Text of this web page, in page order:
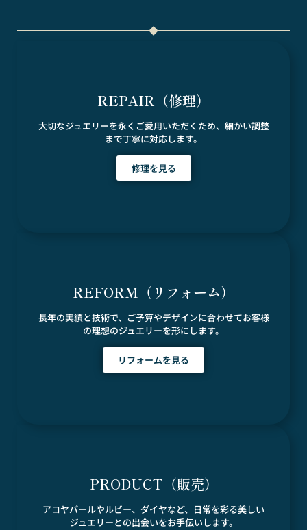
REPAIR（修理）
大切なジュエリーを永くご愛用いただくため、細かい調整
まで丁寧に対応します。
修理を見る
REFORM（リフォーム）
長年の実績と技術で、ご予算やデザインに合わせてお客様
の理想のジュエリーを形にします。
リフォームを見る
PRODUCT（販売）
アコヤパールやルビー、ダイヤなど、日常を彩る美しい
ジュエリーとの出会いをお手伝いします。